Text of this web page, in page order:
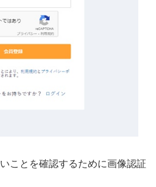
ことを確認するために画像認証